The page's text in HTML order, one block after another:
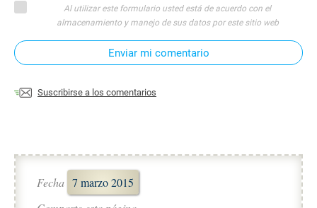
Al utilizar este formulario usted está de acuerdo con el
almacenamiento y manejo de sus datos por este sitio web
Enviar mi comentario
Suscribirse a los comentarios
Fecha 7 marzo 2015